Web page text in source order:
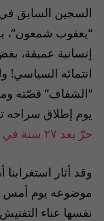
السجين السابق
“يعقوب شمعون”،
إنسانية عميقة،
انتمائه السياسي!
يوم إطلاق سراحه
حرّ بعد ٢٧ سنة في سجون الأسد”.
وقد أثار
موضوعه يوم أمس
نفسها عناء